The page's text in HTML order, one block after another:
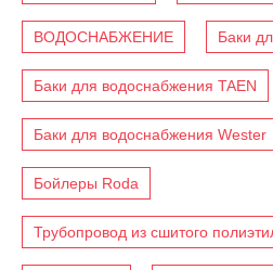
ВОДОСНАБЖЕНИЕ Баки
Баки для водоснабжения TAEN
Баки для водоснабжения Wester
Бойлеры Roda
Трубопровод из сшитого